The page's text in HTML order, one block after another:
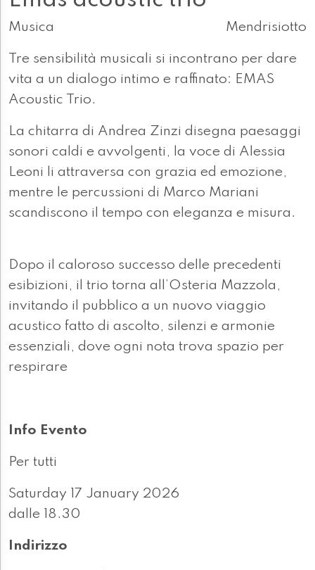
Musica Mendrisiotto
Tre sensibilità musicali si incontrano per dare
vita a un dialogo intimo e raffinato: EMAS
Acoustic Trio.
La chitarra di Andrea Zinzi disegna paesaggi
sonori caldi e avvolgenti, la voce di Alessia
Leoni li attraversa con grazia ed emozione,
mentre le percussioni di Marco Mariani
scandiscono il tempo con eleganza e misura.
Dopo il caloroso successo delle precedenti
esibizioni, il trio torna all’Osteria Mazzola,
invitando il pubblico a un nuovo viaggio
acustico fatto di ascolto, silenzi e armonie
essenziali, dove ogni nota trova spazio per
respirare
Info Evento
Per tutti
Saturday 17 January 2026
dalle 18.30
Indirizzo